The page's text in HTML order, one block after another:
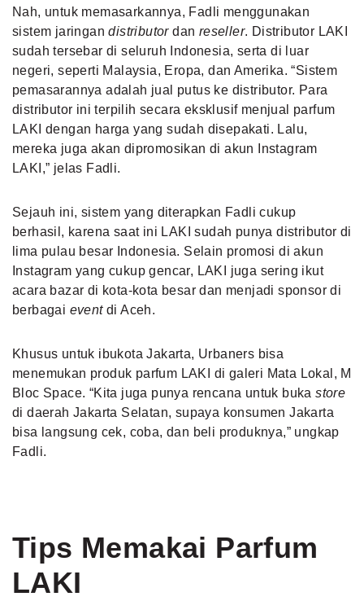
Nah, untuk memasarkannya, Fadli menggunakan
sistem jaringandistributordan reseller. Distributor LAKI
sudah tersebar di seluruh Indonesia, serta di luar
negeri, seperti Malaysia, Eropa, dan Amerika. “Sistem
pemasarannya adalah jual putus ke distributor. Para
distributor ini terpilih secara eksklusif menjual parfum
LAKI dengan harga yang sudah disepakati. Lalu,
mereka juga akan dipromosikan di akun Instagram
LAKI,” jelas Fadli.
Sejauh ini, sistem yang diterapkan Fadli cukup
berhasil, karena saat ini LAKI sudah punya distributor di
lima pulau besar Indonesia. Selain promosi di akun
Instagram yang cukup gencar, LAKI juga sering ikut
acara bazar di kota-kota besar dan menjadi sponsor di
berbagai eventdi Aceh.
Khusus untuk ibukota Jakarta, Urbaners bisa
menemukan produk parfum LAKI di galeri Mata Lokal, M
Bloc Space. “Kita juga punya rencana untuk bukastore
di daerah Jakarta Selatan, supaya konsumen Jakarta
bisa langsung cek, coba, dan beli produknya,” ungkap
Fadli.
Tips Memakai Parfum
LAKI